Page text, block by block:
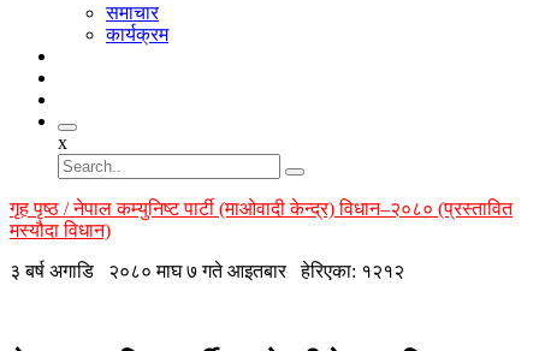
समाचार
कार्यक्रम
x
गृह पृष्ठ / नेपाल कम्युनिष्ट पार्टी (माओवादी केन्द्र) विधान–२०८० (प्रस्तावित
मस्यौदा विधान)
३ बर्ष अगाडि २०८० माघ ७ गते आइतबारहेरिएका: १२१२